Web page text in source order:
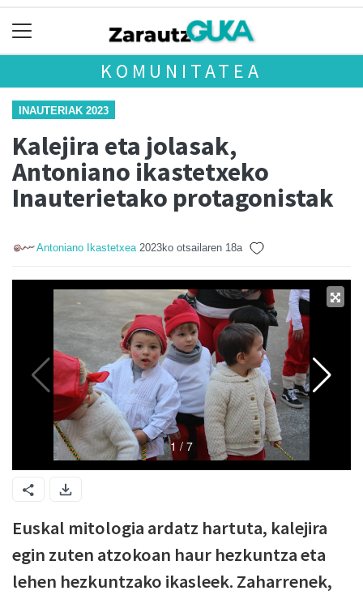
KOMUNITATEA
INAUTERIAK 2023
Kalejira eta jolasak,
Antoniano ikastetxeko
Inauterietako protagonistak
Antoniano Ikastetxea 2023ko otsailaren 18a
Euskal mitologia ardatz hartuta, kalejira
egin zuten atzokoan haur hezkuntza eta
lehen hezkuntzako ikasleek. Zaharrenek,